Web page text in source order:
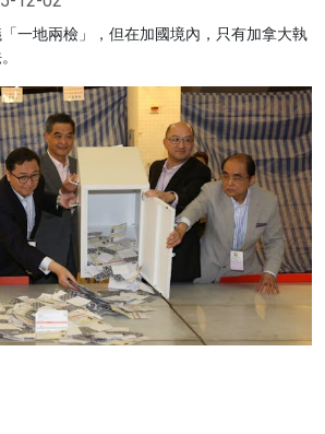
一地兩檢」，但在加國境內，只有加拿大執